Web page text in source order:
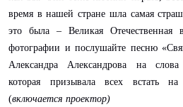
время в нашей стране шла самая
это была – Великая
фотографии и послушайте песню
Александра Александрова на
которая призывала всех встать
(включается проектор)